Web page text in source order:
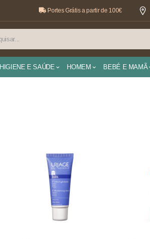
Portes Grátis a partir de 100€
HIGIENE E SAÚDE HOMEM BEBÉ E MAMÃ